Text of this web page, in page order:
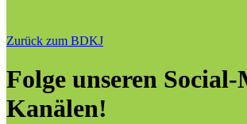
Zurück zum BDKJ
Folge unseren
Kanälen!